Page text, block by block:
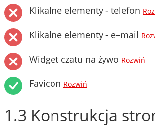
Klikalne elementy - telefon
Klikalne elementy - e–mail
Widget czatu na żywo Rozwiń
Favicon Rozwiń
1.3 Konstrukcja